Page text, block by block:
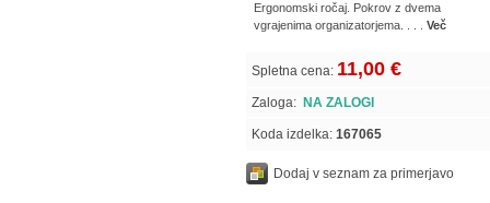
Ergonomski ročaj. Pokrov z dvema
vgrajenima organizatorjema. . . . Več
Spletna cena: 11,00 €
Zaloga: NA ZALOGI
Koda izdelka: 167065
Dodaj v seznam za primerjavo